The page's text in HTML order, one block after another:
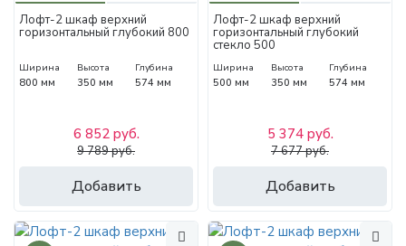
Лофт-2 шкаф верхний
горизонтальный глубокий 800
Ширина
800 мм
Высота
350 мм
Глубина
574 мм
Добавить
6 852 руб.
9 789 руб.
Лофт-2 шкаф верхний
горизонтальный глубокий
стекло 500
Ширина
500 мм
Высота
350 мм
Глубина
574 мм
Добавить
5 374 руб.
7 677 руб.